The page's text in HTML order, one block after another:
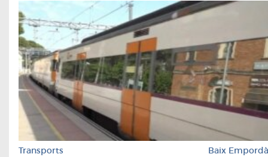
Transports Baix Empordà